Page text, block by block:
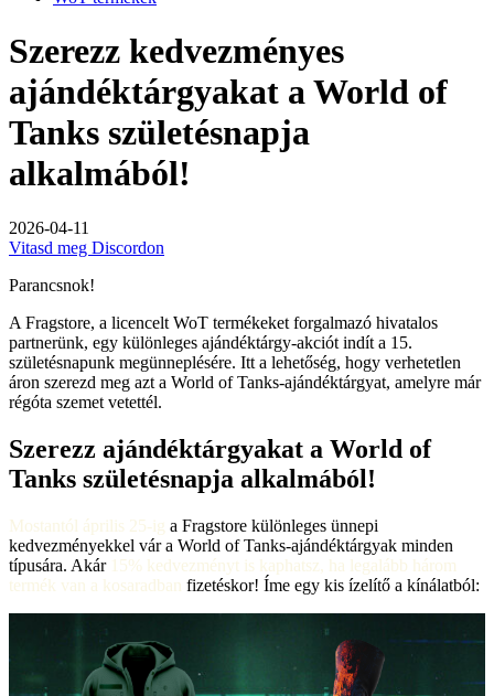
Szerezz kedvezményes
ajándéktárgyakat a World of
Tanks születésnapja
alkalmából!
2026-04-11
Vitasd meg Discordon
Parancsnok!
A Fragstore, a licencelt WoT termékeket forgalmazó hivatalos
partnerünk, egy különleges ajándéktárgy-akciót indít a 15.
születésnapunk megünneplésére. Itt a lehetőség, hogy verhetetlen
áron szerezd meg azt a World of Tanks-ajándéktárgyat, amelyre már
régóta szemet vetettél.
Szerezz ajándéktárgyakat a World of
Tanks születésnapja alkalmából!
Mostantól április 25-ig a Fragstore különleges ünnepi
kedvezményekkel vár a World of Tanks-ajándéktárgyak minden
típusára. Akár 15% kedvezményt is kaphatsz, ha legalább három
termék van a kosaradban fizetéskor! Íme egy kis ízelítő a kínálatból: